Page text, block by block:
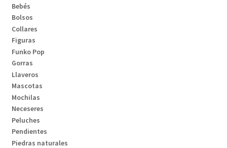
Bebés
Bolsos
Collares
Figuras
Funko Pop
Gorras
Llaveros
Mascotas
Mochilas
Neceseres
Peluches
Pendientes
Piedras naturales